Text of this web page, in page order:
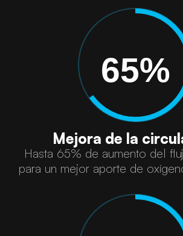
65%
Mejora de la
Hasta 65% de aumento del
para un mejor aporte de